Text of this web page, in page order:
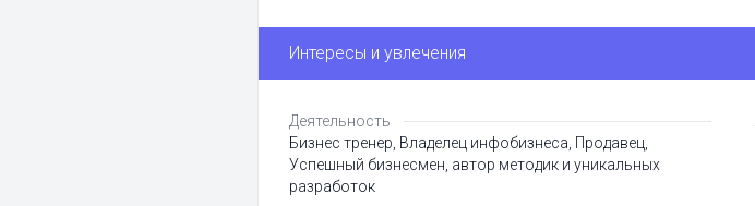
Интересы и увлечения
Деятельность
Бизнес тренер, Владелец инфобизнеса, Продавец,
Успешный бизнесмен, автор методик и уникальных
разработок